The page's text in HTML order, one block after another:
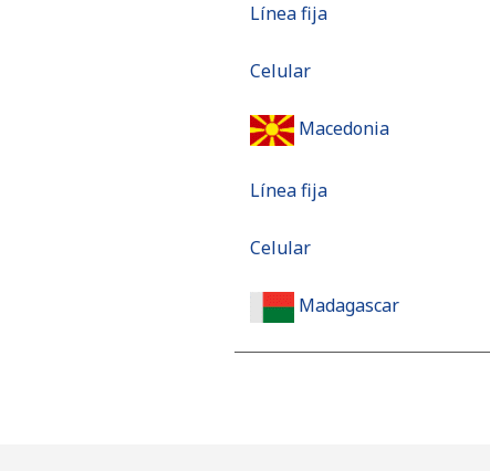
Línea fija
Celular
Macedonia
Línea fija
Celular
Madagascar